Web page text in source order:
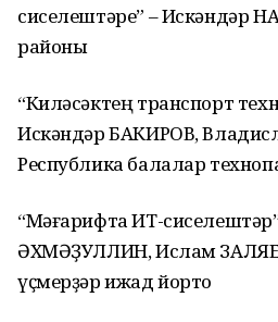
сиселештәре” – Искәндәр
районы
“Киләсәктең транспорт
Искәндәр БАКИРОВ,
Республика балалар
“Мәғарифта ИТ-
ӘХМӘҘУЛЛИН, Ислам
үҫмерҙәр ижад йорто